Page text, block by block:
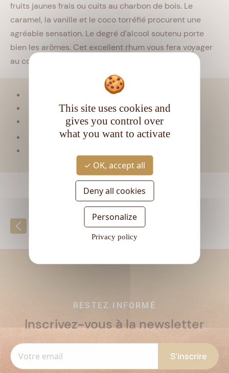
fruits jaunes frais ou cuits au charbon de bois. Le
caramel, la vanille et le coco torréfié procurent une
agréable sensation. Le degré d’alcool soutenu porte
bien les arômes. Cet excellent rhum vous fera voyager
au cœur de l’île de Sainte-Lucie.
Tropical
Matière première :Mélasse
Type de rhum :Vieux
Contenance :70CL
Retour à la liste
RESTEZ INFORMÉ
Inscrivez-vous à la newsletter
This site uses cookies and
gives you control over
what you want to activate
OK, accept all
Deny all cookies
Personalize
Privacy policy